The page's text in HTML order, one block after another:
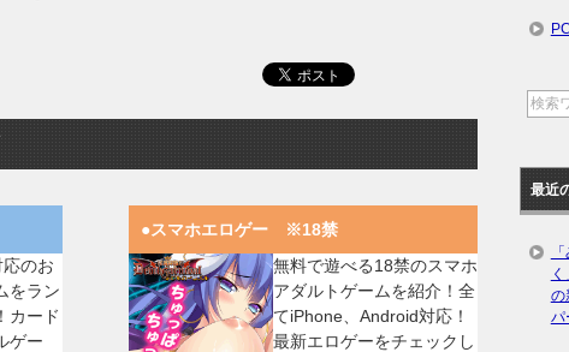
のお
をラン
カード
ゲー
●スマホエロゲー ※18禁
無料で遊べる18禁のスマホ
アダルトゲームを紹介！全
てiPhone、Android対応！
最新エロゲーをチェックし
最近
の
パ